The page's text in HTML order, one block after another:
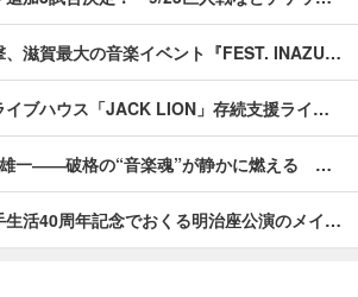
、滋賀最大の音楽イベント『FEST. INAZU…
イブハウス「JACK LION」存続支援ライ…
雄一――破格の“音楽魂”が静かに燃える …
生活40周年記念でおくる明治座公演のメイ…